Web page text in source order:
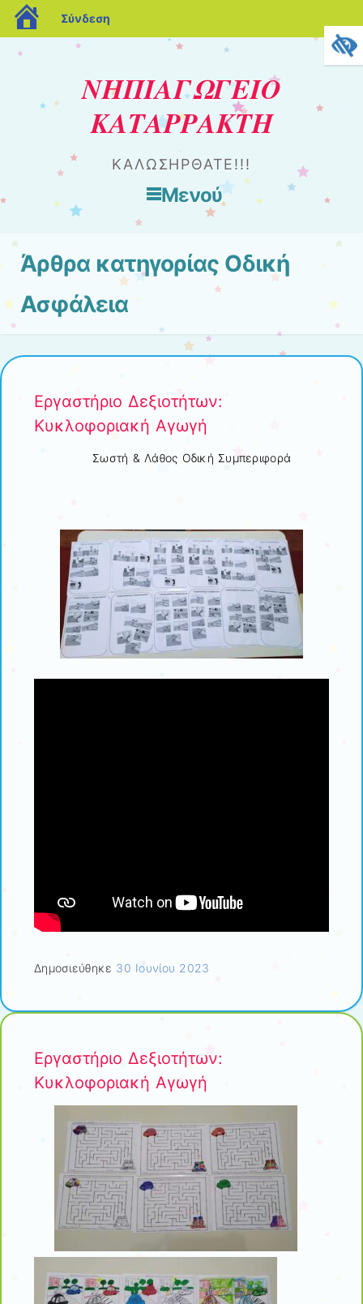
blogs.sch.gr
Σύνδεση
ΝΗΠΙΑΓΩΓΕΙΟ
ΚΑΤΑΡΡΑΚΤΗ
ΚΑΛΩΣΗΡΘΑΤΕ!!!
Μενού
Μετάβαση στο περιεχόμενο
Άρθρα κατηγορίας Οδική
Ασφάλεια
Εργαστήριο Δεξιοτήτων:
Κυκλοφοριακή Αγωγή
Σωστή & Λάθος Οδική Συμπεριφορά
Δημοσιεύθηκε 30 Ιουνίου 2023
Εργαστήριο Δεξιοτήτων:
Κυκλοφοριακή Αγωγή